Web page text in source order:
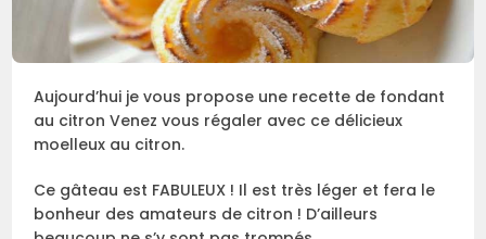
Aujourd’hui je vous propose une recette de fondant
au citron Venez vous régaler avec ce délicieux
moelleux au citron.
Ce gâteau est FABULEUX ! Il est très léger et fera le
bonheur des amateurs de citron ! D’ailleurs